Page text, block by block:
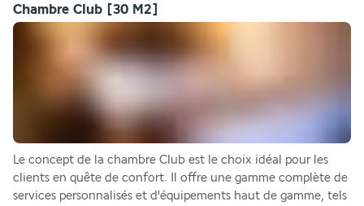
Chambre Club [30 M2]
Le concept de la chambre Club est le choix idéal pour les
clients en quête de confort. Il offre une gamme complète de
services personnalisés et d'équipements haut de gamme, tels